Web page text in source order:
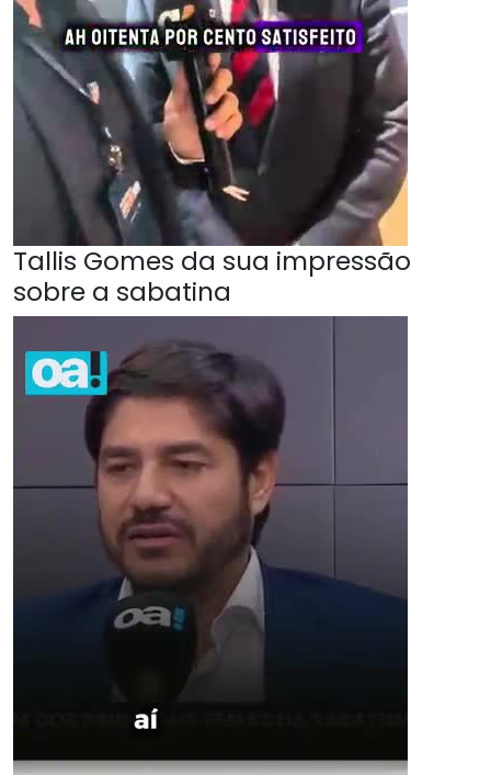
Tallis Gomes da sua impressão
sobre a sabatina